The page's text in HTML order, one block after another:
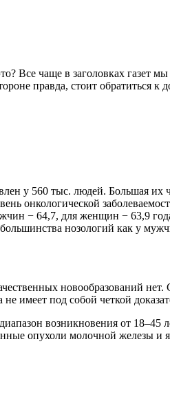
Все чаще в заголовках
правда, стоит обратиться
у 560 тыс. людей. Большая
онкологической
− 64,7, для женщин − 63,9
нозологий как у
новообразований нет.
имеет под собой четкой
возникновения от
опухоли молочной железы и